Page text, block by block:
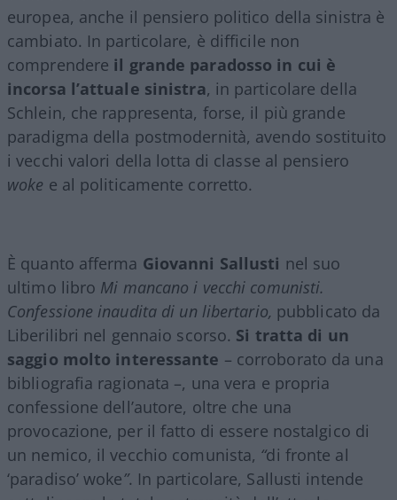
europea, anche il pensiero politico della sinistra è
cambiato. In particolare, è difficile non
comprendere il grande paradosso in cui è
incorsa l’attuale sinistra, in particolare della
Schlein, che rappresenta, forse, il più grande
paradigma della postmodernità, avendo sostituito
i vecchi valori della lotta di classe al pensiero
woke e al politicamente corretto.
È quanto afferma Giovanni Sallusti nel suo
ultimo libro Mi mancano i vecchi comunisti.
Confessione inaudita di un libertario, pubblicato da
Liberilibri nel gennaio scorso. Si tratta di un
saggio molto interessante – corroborato da una
bibliografia ragionata –, una vera e propria
confessione dell’autore, oltre che una
provocazione, per il fatto di essere nostalgico di
un nemico, il vecchio comunista, “di fronte al
‘paradiso’ woke”. In particolare, Sallusti intende